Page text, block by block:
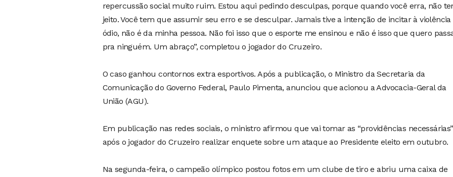
repercussão social muito ruim. Estou aqui pedindo desculpas, porque quando você erra, não
jeito. Você tem que assumir seu erro e se desculpar. Jamais tive a intenção de incitar à violência
ódio, não é da minha pessoa. Não foi isso que o esporte me ensinou e não é isso que quero
pra ninguém. Um abraço”, completou o jogador do Cruzeiro.
O caso ganhou contornos extra esportivos. Após a publicação, o Ministro da Secretaria da
Comunicação do Governo Federal, Paulo Pimenta, anunciou que acionou a Advocacia-Geral da
União (AGU).
Em publicação nas redes sociais, o ministro afirmou que vai tomar as “providências necessárias”
após o jogador do Cruzeiro realizar enquete sobre um ataque ao Presidente eleito em outubro.
Na segunda-feira, o campeão olímpico postou fotos em um clube de tiro e abriu uma caixa de